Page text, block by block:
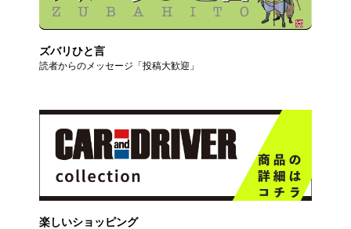
ズバリひと言
読者からのメッセージ「投稿大歓迎」
楽しいショッピング